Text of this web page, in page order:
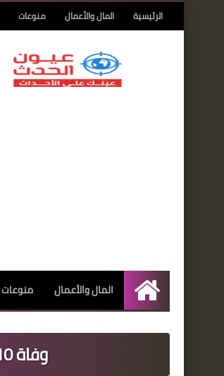
الرئيسية المال والأعمال منوعات
الرئيسية
المال والأعمال منوعات
وفاة 10 أشخاص في حريق بنادي فلامينجو البرازيلي